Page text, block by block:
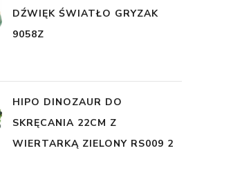
DŹWIĘK ŚWIATŁO GRYZAK
9058Z
HIPO DINOZAUR DO
SKRĘCANIA 22CM Z
WIERTARKĄ ZIELONY RS009 2